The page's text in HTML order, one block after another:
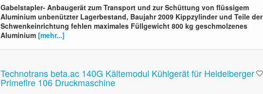
Gabelstapler- Anbaugerät zum Transport und zur Schüttung von flüssigem
Aluminium unbenützter Lagerbestand, Baujahr 2009 Kippzylinder und Teile der
Schwenkeinrichtung fehlen maximales Füllgewicht 800 kg geschmolzenes
Aluminium [mehr...]
Technotrans beta.ac 140G Kältemodul Kühlgerät für Heidelberger
Primefire 106 Druckmaschine